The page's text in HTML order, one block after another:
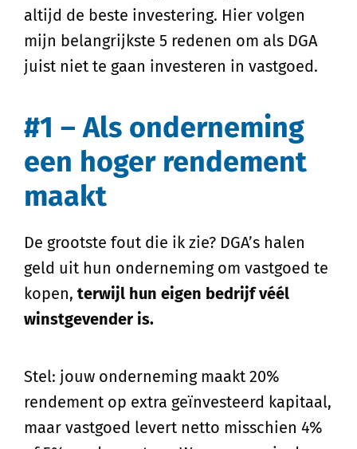
altijd de beste investering. Hier volgen
mijn belangrijkste 5 redenen om als DGA
juist niet te gaan investeren in vastgoed.
#1 – Als onderneming
een hoger rendement
maakt
De grootste fout die ik zie? DGA’s halen
geld uit hun onderneming om vastgoed te
kopen, terwijl hun eigen bedrijf véél
winstgevender is.
Stel: jouw onderneming maakt 20%
rendement op extra geïnvesteerd kapitaal,
maar vastgoed levert netto misschien 4%